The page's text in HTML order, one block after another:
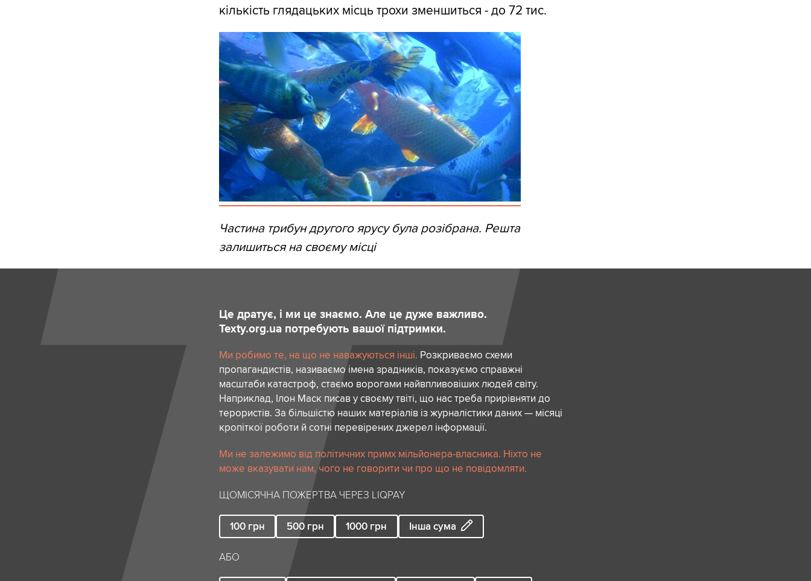
кількість глядацьких місць трохи зменшиться - до 72 тис.
Частина трибун другого ярусу була розібрана. Решта
залишиться на своєму місцi
Це дратує, і ми це знаємо. Але це дуже важливо.
Texty.org.ua потребують вашої підтримки.
Ми робимо те, на що не наважуються інші. Розкриваємо схеми
пропагандистів, називаємо імена зрадників, показуємо справжні
масштаби катастроф, стаємо ворогами найвпливовіших людей світу.
Наприклад, Ілон Маск писав у своєму твіті, що нас треба прирівняти до
терористів. За більшістю наших матеріалів із журналістики даних — місяці
кропіткої роботи й сотні перевірених джерел інформації.
Ми не залежимо від політичних примх мільйонера-власника. Ніхто не
може вказувати нам, чого не говорити чи про що не повідомляти.
ЩОМІСЯЧНА ПОЖЕРТВА ЧЕРЕЗ LIQPAY
100 грн 500 грн 1000 грн Інша сума
АБО